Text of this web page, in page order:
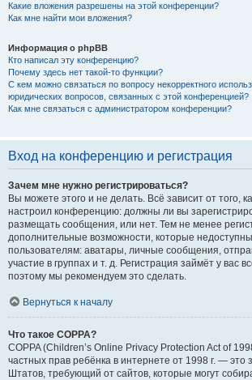
Какие вложения разрешены на этой конференции?
Как мне найти мои вложения?
Информация о phpBB
Кто написал эту конференцию?
Почему здесь нет такой-то функции?
С кем можно связаться по вопросу некорректного
юридических вопросов, связанных с этой конференцией?
Как мне связаться с администратором конференции?
Вход на конференцию и регистрация
Зачем мне нужно регистрироваться?
Вы можете этого и не делать. Всё зависит от того,
настроил конференцию: должны ли вы
размещать сообщения, или нет. Тем не менее
дополнительные возможности, которые
пользователям: аватары, личные сообщения,
участие в группах и т. д. Регистрация займёт у вас
поэтому мы рекомендуем это сделать.
Вернуться к началу
Что такое COPPA?
COPPA (Children’s Online Privacy Protection Act of
частных прав ребёнка в интернете от 1998 г. —
Штатов, требующий от сайтов, которые могут